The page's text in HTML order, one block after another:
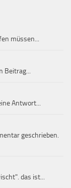
müssen...
Beitrag...
Antwort...
geschrieben.
das ist...